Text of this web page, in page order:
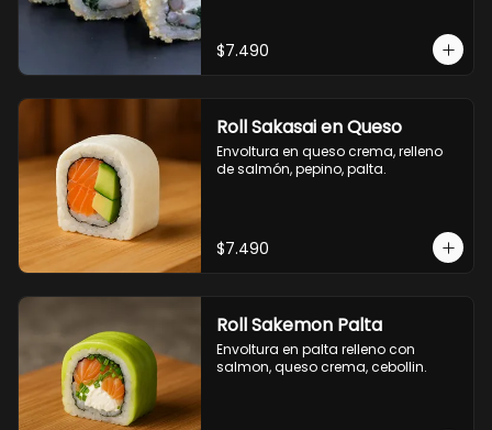
$7.490
Roll Sakasai en Queso
Envoltura en queso crema, relleno
de salmón, pepino, palta.
$7.490
Roll Sakemon Palta
Envoltura en palta relleno con
salmon, queso crema, cebollin.